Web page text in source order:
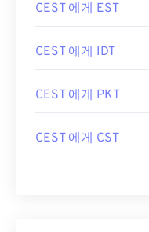
CEST 에게 EST
CEST 에게 IDT
CEST 에게 PKT
CEST 에게 CST